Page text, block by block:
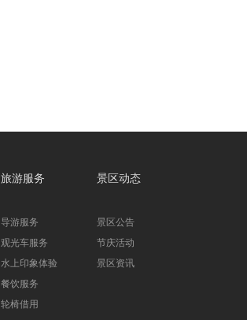
旅游服务
导游服务
观光车服务
水上印象体验
餐饮服务
轮椅借用
景区动态
景区公告
节庆活动
景区资讯